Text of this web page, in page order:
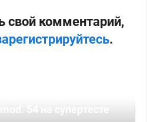
свой комментарий,
.
54 на супертесте